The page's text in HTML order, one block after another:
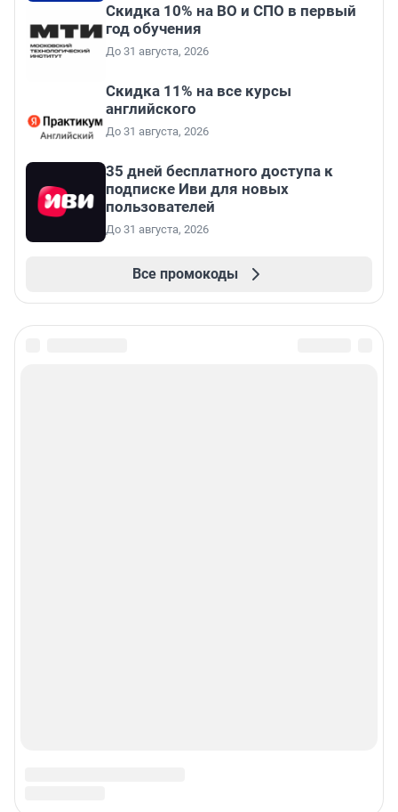
Скидка 10% на ВО и СПО в первый
год обучения
До 31 августа, 2026
Скидка 11% на все курсы
английского
До 31 августа, 2026
35 дней бесплатного доступа к
подписке Иви для новых
пользователей
До 31 августа, 2026
Все промокоды